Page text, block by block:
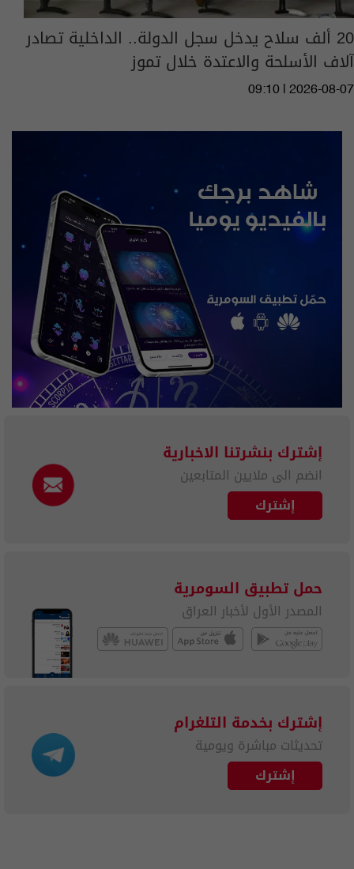
20 ألف سلاح يدخل سجل الدولة.. الداخلية تصادر
آلاف الأسلحة والاعتدة خلال تموز
09:10 | 2026-08-07
إشترك بنشرتنا الاخبارية
انضم الى ملايين المتابعين
إشترك
حمل تطبيق السومرية
المصدر الأول لأخبار العراق
إشترك بخدمة التلغرام
تحديثات مباشرة ويومية
إشترك